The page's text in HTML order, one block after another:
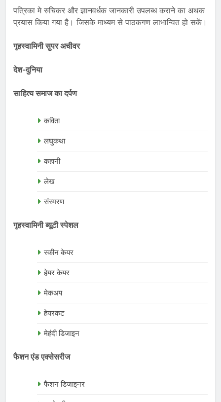
पत्रिका मे रुचिकर और ज्ञानवर्धक जानकारी उपलब्ध कराने का अथक
प्रयास किया गया है। जिसके माध्यम से पाठकगण लाभान्वित हो सकें।
गृहस्वामिनी सुपर अचीवर
देश-दुनिया
साहित्य समाज का दर्पण
कविता
लघुकथा
कहानी
लेख
संस्मरण
गृहस्वामिनी ब्यूटी स्पेशल
स्कीन केयर
हेयर केयर
मेकअप
हेयरकट
मेहंदी डिजाइन
फैशन एंड एक्सेसरीज
फैशन डिजाइनर